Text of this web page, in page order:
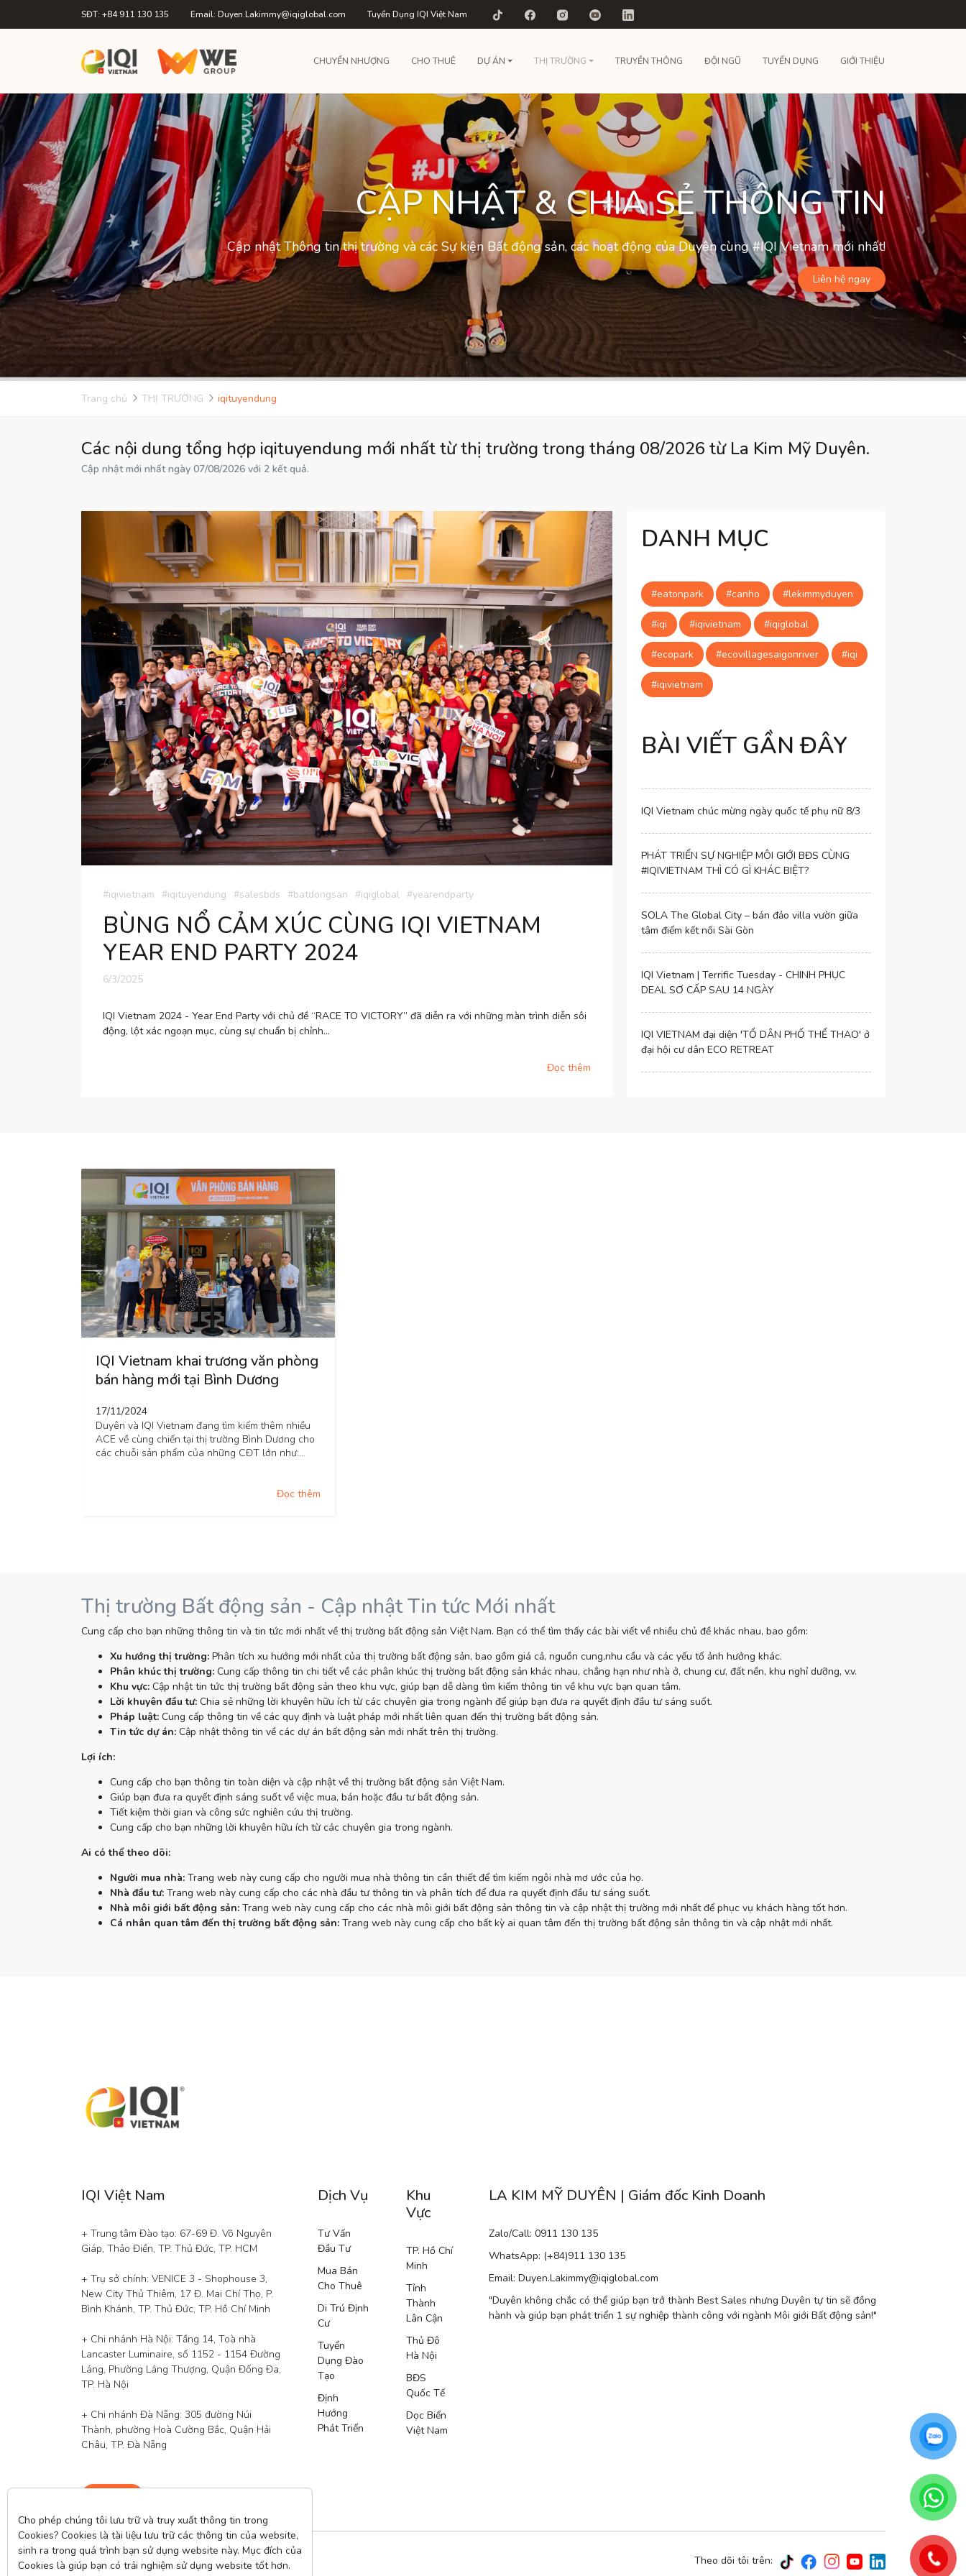
SĐT: +84 911 130 135 Email: Duyen.Lakimmy@iqiglobal.com Tuyển Dụng IQI Việt Nam
CHUYỂN NHƯỢNG CHO THUÊ DỰ ÁN THỊ TRƯỜNG TRUYỀN THÔNG ĐỘI NGŨ TUYỂN DỤNG GIỚI THIỆU
CẬP NHẬT & CHIA SẺ THÔNG TIN
Cập nhật Thông tin thị trường và các Sự kiện Bất động sản, các hoạt động của Duyên cùng #IQI Vietnam mới nhất!
Liên hệ ngay
Trang chủ THỊ TRƯỜNG iqituyendung
Các nội dung tổng hợp iqituyendung mới nhất từ thị trường trong tháng 08/2026 từ La Kim Mỹ Duyên.
Cập nhật mới nhất ngày 07/08/2026 với 2 kết quả.
#iqivietnam #iqituyendung #salesbds #batdongsan #iqiglobal #yearendparty
BÙNG NỔ CẢM XÚC CÙNG IQI VIETNAM
YEAR END PARTY 2024
6/3/2025
IQI Vietnam 2024 - Year End Party với chủ đề “RACE TO VICTORY” đã diễn ra với những màn trình diễn sôi
động, lột xác ngoạn mục, cùng sự chuẩn bị chỉnh...
Đọc thêm
DANH MỤC
#eatonpark #canho #lekimmyduyen
#iqi #iqivietnam #iqiglobal
#ecopark #ecovillagesaigonriver #iqi
#iqivietnam
BÀI VIẾT GẦN ĐÂY
IQI Vietnam chúc mừng ngày quốc tế phụ nữ 8/3
PHÁT TRIỂN SỰ NGHIỆP MÔI GIỚI BĐS CÙNG
#IQIVIETNAM THÌ CÓ GÌ KHÁC BIỆT?
SOLA The Global City – bán đảo villa vườn giữa
tâm điểm kết nối Sài Gòn
IQI Vietnam | Terrific Tuesday - CHINH PHỤC
DEAL SƠ CẤP SAU 14 NGÀY
IQI VIETNAM đại diện 'TỔ DÂN PHỐ THỂ THAO' ở
đại hội cư dân ECO RETREAT
IQI Vietnam khai trương văn phòng
bán hàng mới tại Bình Dương
17/11/2024
Duyên và IQI Vietnam đang tìm kiếm thêm nhiều
ACE về cùng chiến tại thị trường Bình Dương cho
các chuỗi sản phẩm của những CĐT lớn như:
Đọc thêm
Thị trường Bất động sản - Cập nhật Tin tức Mới nhất
Cung cấp cho bạn những thông tin và tin tức mới nhất về thị trường bất động sản Việt Nam. Bạn có thể tìm thấy các bài viết về nhiều chủ đề khác nhau, bao gồm:
Xu hướng thị trường:Phân tích xu hướng mới nhất của thị trường bất động sản, bao gồm giá cả, nguồn cung,nhu cầu và các yếu tố ảnh hưởng khác.
Phân khúc thị trường:Cung cấp thông tin chi tiết về các phân khúc thị trường bất động sản khác nhau, chẳng hạn như nhà ở, chung cư, đất nền, khu nghỉ dưỡng, v.v.
Khu vực:Cập nhật tin tức thị trường bất động sản theo khu vực, giúp bạn dễ dàng tìm kiếm thông tin về khu vực bạn quan tâm.
Lời khuyên đầu tư:Chia sẻ những lời khuyên hữu ích từ các chuyên gia trong ngành để giúp bạn đưa ra quyết định đầu tư sáng suốt.
Pháp luật:Cung cấp thông tin về các quy định và luật pháp mới nhất liên quan đến thị trường bất động sản.
Tin tức dự án:Cập nhật thông tin về các dự án bất động sản mới nhất trên thị trường.
Lợi ích:
Cung cấp cho bạn thông tin toàn diện và cập nhật về thị trường bất động sản Việt Nam.
Giúp bạn đưa ra quyết định sáng suốt về việc mua, bán hoặc đầu tư bất động sản.
Tiết kiệm thời gian và công sức nghiên cứu thị trường.
Cung cấp cho bạn những lời khuyên hữu ích từ các chuyên gia trong ngành.
Ai có thể theo dõi:
Người mua nhà:Trang web này cung cấp cho người mua nhà thông tin cần thiết để tìm kiếm ngôi nhà mơ ước của họ.
Nhà đầu tư:Trang web này cung cấp cho các nhà đầu tư thông tin và phân tích để đưa ra quyết định đầu tư sáng suốt.
Nhà môi giới bất động sản:Trang web này cung cấp cho các nhà môi giới bất động sản thông tin và cập nhật thị trường mới nhất để phục vụ khách hàng tốt hơn.
Cá nhân quan tâm đến thị trường bất động sản:Trang web này cung cấp cho bất kỳ ai quan tâm đến thị trường bất động sản thông tin và cập nhật mới nhất.
IQI Việt Nam
+ Trung tâm Đào tạo: 67-69 Đ. Võ Nguyên
Giáp, Thảo Điền, TP. Thủ Đức, TP. HCM
+ Trụ sở chính: VENICE 3 - Shophouse 3,
New City Thủ Thiêm, 17 Đ. Mai Chí Thọ, P.
Bình Khánh, TP. Thủ Đức, TP. Hồ Chí Minh
+ Chi nhánh Hà Nội: Tầng 14, Toà nhà
Lancaster Luminaire, số 1152 - 1154 Đường
Láng, Phường Láng Thượng, Quận Đống Đa,
TP. Hà Nội
+ Chi nhánh Đà Nẵng: 305 đường Núi
Thành, phường Hoà Cường Bắc, Quận Hải
Châu, TP. Đà Nẵng
Dịch Vụ
Tư Vấn
Đầu Tư
Mua Bán
Cho Thuê
Di Trú Định
Cư
Tuyển
Dụng Đào
Tạo
Định
Hướng
Phát Triển
Khu
Vực
TP. Hồ Chí
Minh
Tỉnh
Thành
Lân Cận
Thủ Đô
Hà Nội
BĐS
Quốc Tế
Dọc Biển
Việt Nam
LA KIM MỸ DUYÊN | Giám đốc Kinh Doanh
Zalo/Call: 0911 130 135
WhatsApp: (+84)911 130 135
Email: Duyen.Lakimmy@iqiglobal.com
"Duyên không chắc có thể giúp bạn trở thành Best Sales nhưng Duyên tự tin sẽ đồng
hành và giúp bạn phát triển 1 sự nghiệp thành công với ngành Môi giới Bất động sản!"
Theo dõi tôi trên:
Cho phép chúng tôi lưu trữ và truy xuất thông tin trong
Cookies? Cookies là tài liệu lưu trữ các thông tin của website,
sinh ra trong quá trình bạn sử dụng website này. Mục đích của